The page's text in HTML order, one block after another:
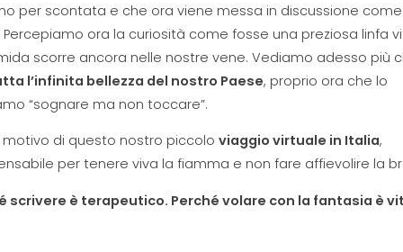
per scontata e che ora viene messa in discussione
Percepiamo ora la curiosità come fosse una preziosa linfa
scorre ancora nelle nostre vene. Vediamo adesso più
l’infinita bellezza del nostro Paese, proprio ora che lo
“sognare ma non toccare”.
motivo di questo nostro piccolo viaggio virtuale in Italia,
per tenere viva la fiamma e non fare affievolire la
scrivere è terapeutico. Perché volare con la fantasia è